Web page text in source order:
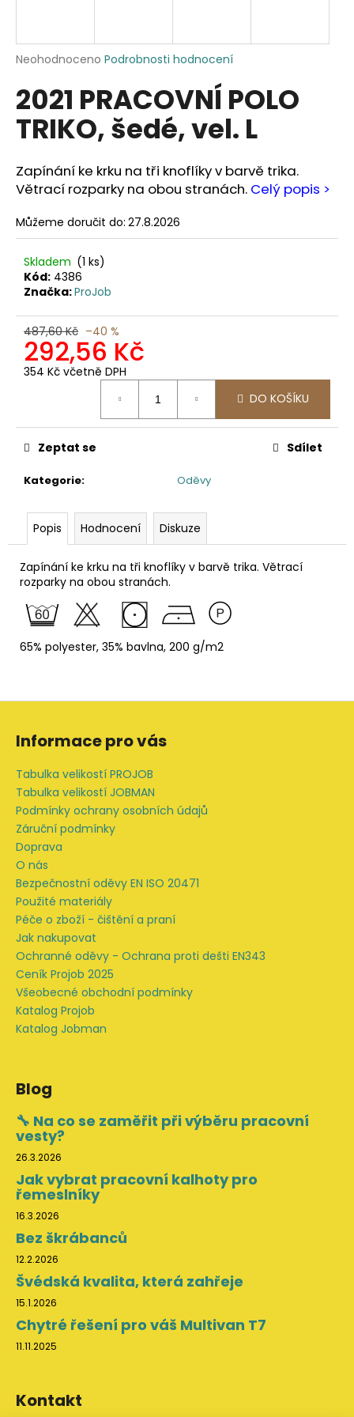
Průměrné
produktu
je
0,0
hvězdiček.
Neohodnoceno Podrobnosti hodnocení
2021 PRACOVNÍ POLO
TRIKO, šedé, vel. L
Zapínání ke krku na tři knoflíky v barvě trika.
Větrací rozparky na obou stranách. Celý popis >
Můžeme doručit do: 27.8.2026
Skladem (1 ks)
Kód: 4386
Značka:ProJob
487,60 Kč –40 %
292,56 Kč
354 Kč včetně DPH
DO KOŠÍKU
Kategorie: Oděvy
Zeptat se Sdílet
Popis Hodnocení Diskuze
Zapínání ke krku na tři knoflíky v barvě trika. Větrací
rozparky na obou stranách.
65% polyester, 35% bavlna, 200 g/m2
j
í
?
HLEDAT
D
o
p
r
u
u
m
e
2423
SOFTSHELLOVÁ
BUNDA,
DÁMSKÁ
561,16
Kč
Informace pro vás
Tabulka velikostí PROJOB
Tabulka velikostí JOBMAN
Podmínky ochrany osobních údajů
Záruční podmínky
Doprava
O nás
Bezpečnostní oděvy EN ISO 20471
Použité materiály
Péče o zboží - čištění a praní
Jak nakupovat
Ochranné oděvy - Ochrana proti dešti EN343
Ceník Projob 2025
Všeobecné obchodní podmínky
Katalog Projob
Katalog Jobman
Blog
🔧 Na co se zaměřit při výběru pracovní
vesty?
26.3.2026
Jak vybrat pracovní kalhoty pro
řemeslníky
16.3.2026
Bez škrábanců
12.2.2026
Švédská kvalita, která zahřeje
15.1.2026
Chytré řešení pro váš Multivan T7
11.11.2025
Kontakt